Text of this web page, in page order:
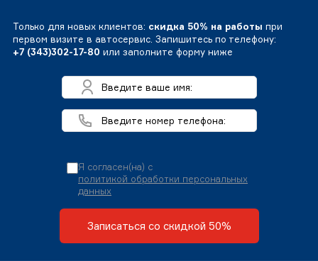
Только для новых клиентов: скидка 50% на работы при
первом визите в автосервис. Запишитесь по телефону:
+7 (343)302-17-80 или заполните форму ниже
Я согласен(на) с
политикой обработки персональных
данных
Записаться со скидкой 50%